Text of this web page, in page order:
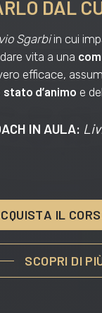
DAL
Sgarbiin cui
vita a una
efficace,
stato d’animo e
IN AULA:
CQUISTA IL CORS
SCOPRI DI